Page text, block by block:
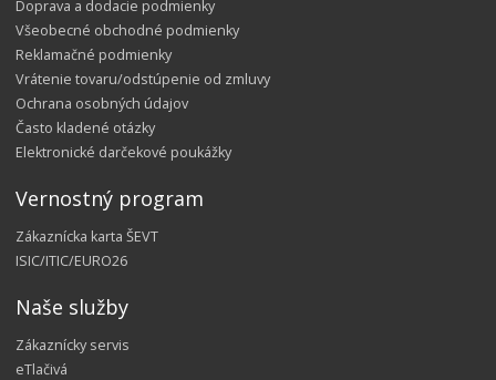
Doprava a dodacie podmienky
Všeobecné obchodné podmienky
Reklamačné podmienky
Vrátenie tovaru/odstúpenie od zmluvy
Ochrana osobných údajov
Často kladené otázky
Elektronické darčekové poukážky
Vernostný program
Zákaznícka karta ŠEVT
ISIC/ITIC/EURO26
Naše služby
Zákaznícky servis
eTlačivá